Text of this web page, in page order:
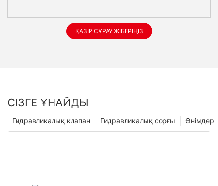
ҚАЗІР СҰРАУ ЖІБЕРІҢІЗ
СІЗГЕ ҰНАЙДЫ
Өнімдер
Гидравликалық сорғы
Гидравликалық клапан